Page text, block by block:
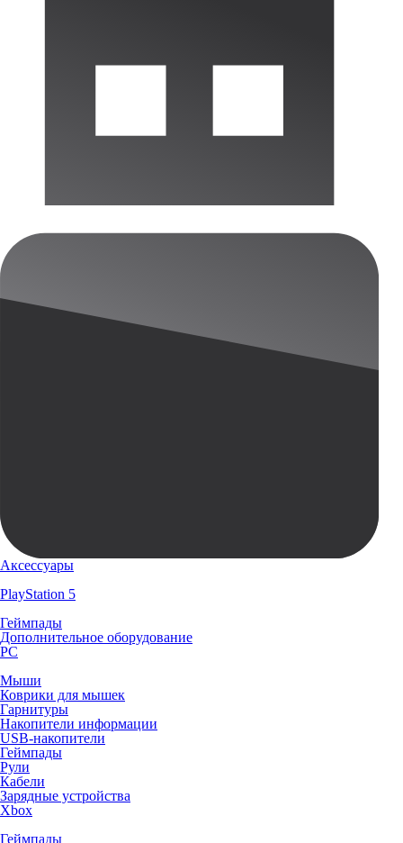
Аксессуары
PlayStation 5
Геймпады
Дополнительное оборудование
PC
Мыши
Коврики для мышек
Гарнитуры
Накопители информации
USB-накопители
Геймпады
Рули
Кабели
Зарядные устройства
Xbox
Геймпады